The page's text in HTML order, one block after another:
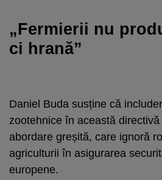
„Fermierii nu
ci hrană”
Daniel Buda susține că
zootehnice în această
abordare greșită, care ignoră
agriculturii în asigurarea
europene.